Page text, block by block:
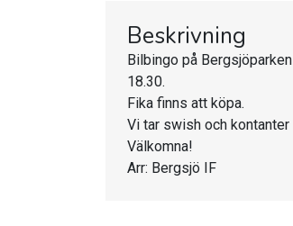
Beskrivning
Bilbingo på
18.30.
Fika finns att köpa.
Vi tar swish och kontanter
Välkomna!
Arr: Bergsjö IF